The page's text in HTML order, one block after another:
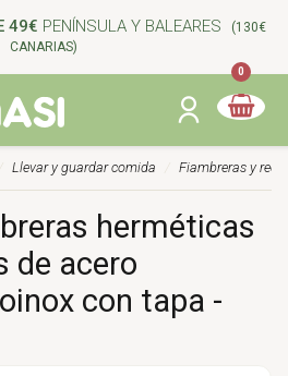
49€ PENÍNSULA Y BALEARES
(130€
CANARIAS)
0
Llevar y guardar comida Fiambreras y
herméticas
de acero
con tapa -